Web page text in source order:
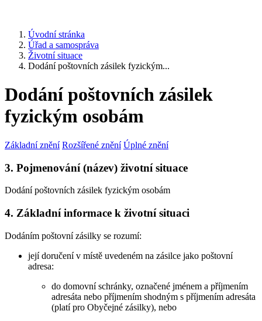
Úvodní stránka
Úřad a samospráva
Životní situace
Dodání poštovních zásilek fyzickým...
Dodání poštovních zásilek
fyzickým osobám
Základní znění Rozšířené znění Úplné znění
3. Pojmenování (název) životní situace
Dodání poštovních zásilek fyzickým osobám
4. Základní informace k životní situaci
Dodáním poštovní zásilky se rozumí:
její doručení v místě uvedeném na zásilce jako poštovní
adresa:
do domovní schránky, označené jménem a příjmením
adresáta nebo příjmením shodným s příjmením adresáta
(platí pro Obyčejné zásilky), nebo